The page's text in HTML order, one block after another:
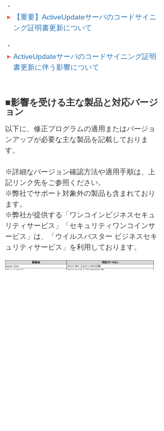
・
【重要】ActiveUpdateサーバのコードサイニ
ング証明書更新について
・
ActiveUpdateサーバのコードサイニング証明
書更新に伴う影響について
■影響を受ける主な製品と対応バージ
ョン
以下に、修正プログラムの適用またはバージョ
ンアップが必要な主な製品を記載しておりま
す。
※詳細なバージョン確認方法や適用手順は、上
記リンク先をご参照ください。
※弊社でサポート対象外の製品も含まれており
ます。
※弊社が提供する「ワンコインビジネスセキュ
リティサービス」「セキュリティワンコインサ
ービス」は、「ウイルスバスター ビジネスセキ
ュリティサービス」を利用しております。